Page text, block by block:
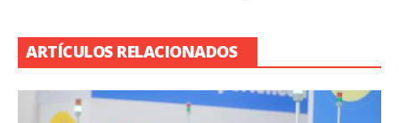
ARTÍCULOS RELACIONADOS